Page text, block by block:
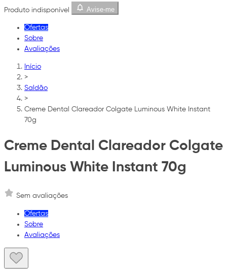
Produto indisponível
Avise-me
Ofertas
Sobre
Avaliações
Início
>
Saldão
>
Creme Dental Clareador Colgate Luminous White Instant
70g
Creme Dental Clareador Colgate
Luminous White Instant 70g
Sem avaliações
Ofertas
Sobre
Avaliações